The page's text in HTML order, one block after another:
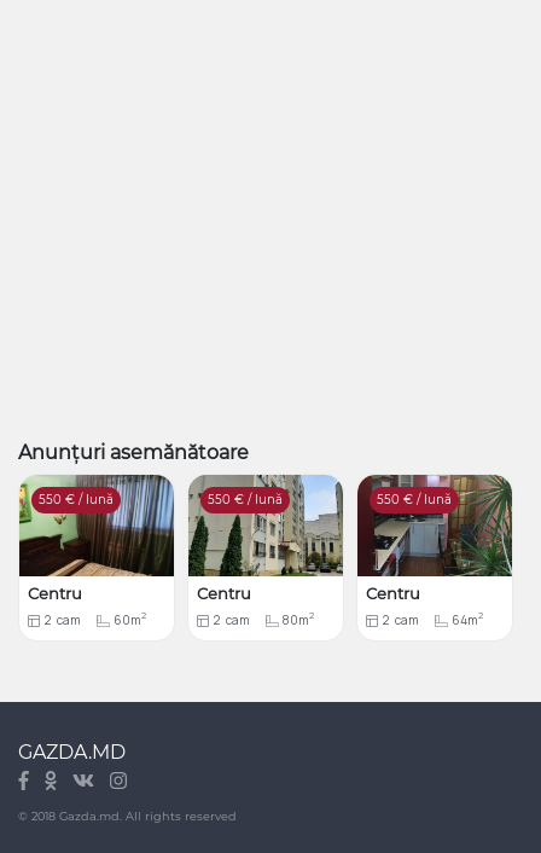
Anunțuri asemănătoare
550 € / lună
Centru
2 cam 60m2
550 € / lună
Centru
2 cam 80m2
550 € / lună
Centru
2 cam 64m2
GAZDA.MD
© 2018 Gazda.md. All rights reserved